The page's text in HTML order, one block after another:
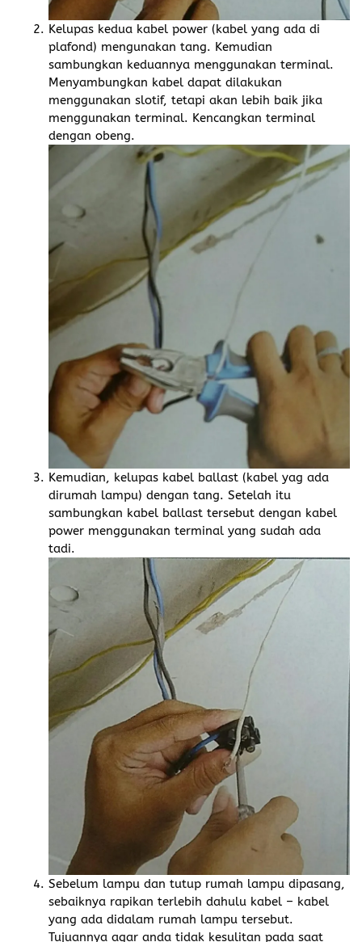
Kelupas kedua kabel power (kabel yang ada di
plafond) mengunakan tang. Kemudian
sambungkan keduannya menggunakan terminal.
Menyambungkan kabel dapat dilakukan
menggunakan slotif, tetapi akan lebih baik jika
menggunakan terminal. Kencangkan terminal
dengan obeng.
Kemudian, kelupas kabel ballast (kabel yag ada
dirumah lampu) dengan tang. Setelah itu
sambungkan kabel ballast tersebut dengan kabel
power menggunakan terminal yang sudah ada
tadi.
Sebelum lampu dan tutup rumah lampu dipasang,
sebaiknya rapikan terlebih dahulu kabel – kabel
yang ada didalam rumah lampu tersebut.
Tujuannya agar anda tidak kesulitan pada saat